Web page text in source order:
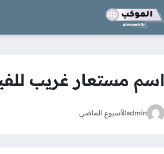
اسم مستعار غريب
adminالأسبوع الماضي